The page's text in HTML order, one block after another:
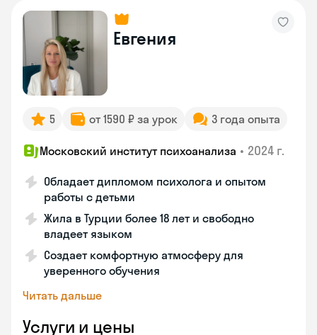
Евгения
5 от 1590 ₽ за урок 3 года опыта
Московский институт психоанализа • 2024 г.
Обладает дипломом психолога и опытом
работы с детьми
Жила в Турции более 18 лет и свободно
владеет языком
Создает комфортную атмосферу для
уверенного обучения
Читать дальше
Услуги и цены